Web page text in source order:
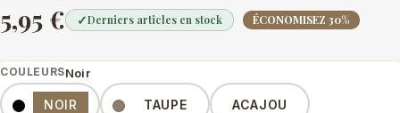
5,95 € ✓Derniers articles en stock ÉCONOMISEZ 30%
COULEURSNoir
Couleurs
NOIR TAUPE ACAJOU